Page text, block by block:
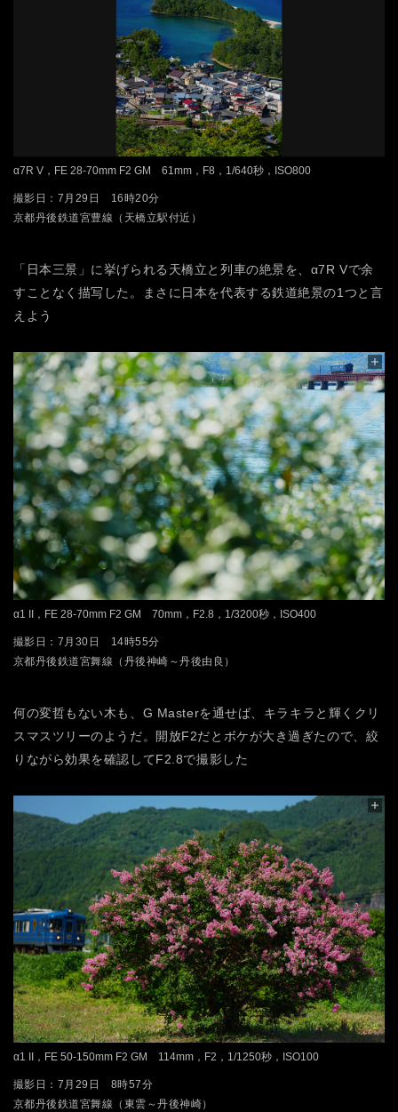
α7R V，FE 28-70mm F2 GM 61mm，F8，1/640秒，ISO800
撮影日：7月29日 16時20分
京都丹後鉄道宮豊線（天橋立駅付近）
「日本三景」に挙げられる天橋立と列車の絶景を、α7R Vで余
すことなく描写した。まさに日本を代表する鉄道絶景の1つと言
えよう
α1 II，FE 28-70mm F2 GM 70mm，F2.8，1/3200秒，ISO400
撮影日：7月30日 14時55分
京都丹後鉄道宮舞線（丹後神崎～丹後由良）
何の変哲もない木も、G Masterを通せば、キラキラと輝くクリ
スマスツリーのようだ。開放F2だとボケが大き過ぎたので、絞
りながら効果を確認してF2.8で撮影した
α1 II，FE 50-150mm F2 GM 114mm，F2，1/1250秒，ISO100
撮影日：7月29日 8時57分
京都丹後鉄道宮舞線（東雲～丹後神崎）